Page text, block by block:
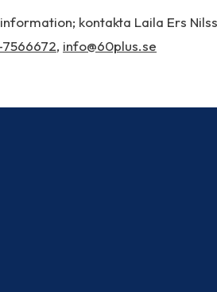
kontakta Laila Ers
, info@60plus.se